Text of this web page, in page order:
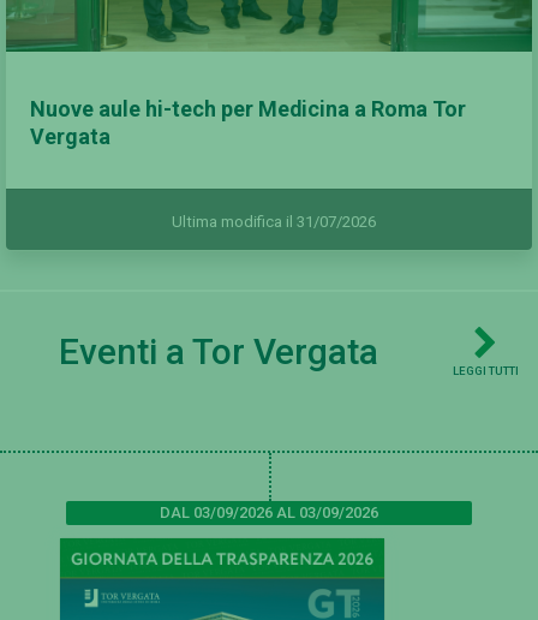
Nuove aule hi-tech per Medicina a Roma Tor
Vergata
Ultima modifica il 31/07/2026
Eventi a Tor Vergata LEGGI TUTTI
DAL 03/09/2026 AL 03/09/2026